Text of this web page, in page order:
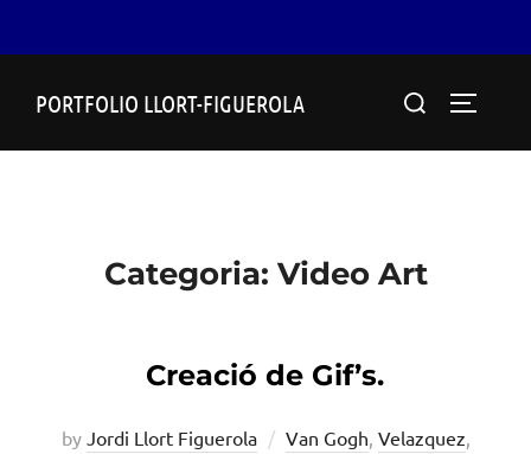
PORTFOLIO LLORT-FIGUEROLA
Search
Categoria: Video Art
Creació de Gif’s.
by Jordi Llort Figuerola Van Gogh, Velazquez,